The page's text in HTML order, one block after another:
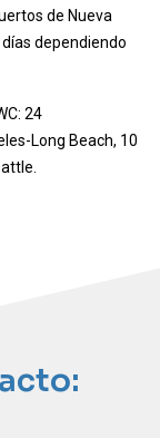
de Nueva
dependiendo
24
Long Beach, 10